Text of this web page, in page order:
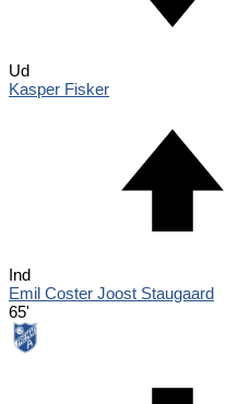
Ud
Kasper Fisker
Ind
Emil Coster Joost Staugaard
65'